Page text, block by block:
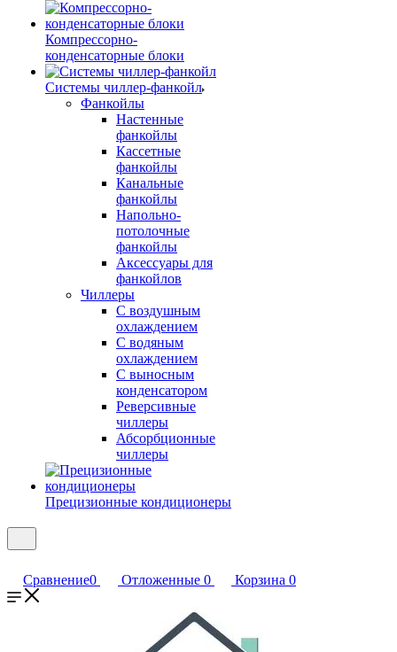
Компрессорно-
конденсаторные блоки
Системы чиллер-фанкойл
Фанкойлы
Настенные
фанкойлы
Кассетные
фанкойлы
Канальные
фанкойлы
Напольно-
потолочные
фанкойлы
Аксессуары для
фанкойлов
Чиллеры
С воздушным
охлаждением
С водяным
охлаждением
С выносным
конденсатором
Реверсивные
чиллеры
Абсорбционные
чиллеры
Прецизионные кондиционеры
Сравнение0 Отложенные 0 Корзина 0